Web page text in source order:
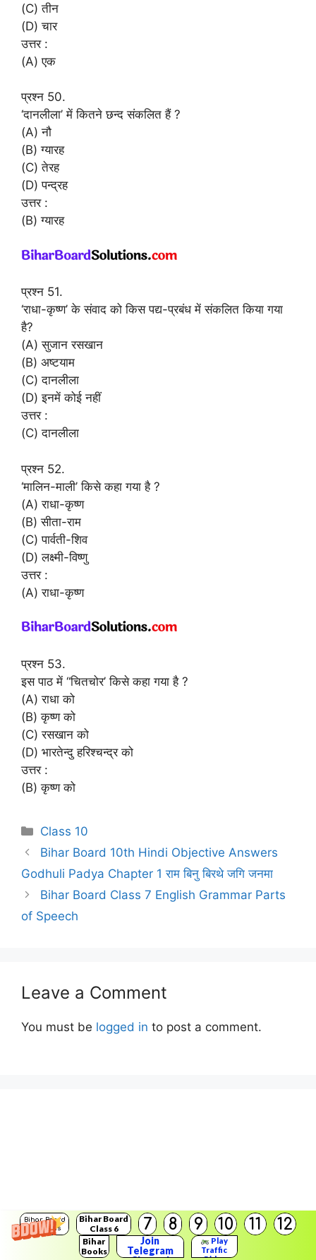
Bihar Board
Solutions
Bihar Board
Class 6
7 8 9 10 11 12
Bihar
Books
Join
Telegram
Play
Traffic
(C) तीन
(D) चार
उत्तर :
(A) एक
प्रश्न 50.
‘दानलीला’ में कितने छन्द संकलित हैं ?
(A) नौ
(B) ग्यारह
(C) तेरह
(D) पन्द्रह
उत्तर :
(B) ग्यारह
प्रश्न 51.
‘राधा-कृष्ण’ के संवाद को किस पद्य-प्रबंध में संकलित किया गया
है?
(A) सुजान रसखान
(B) अष्टयाम
(C) दानलीला
(D) इनमें कोई नहीं
उत्तर :
(C) दानलीला
प्रश्न 52.
‘मालिन-माली’ किसे कहा गया है ?
(A) राधा-कृष्ण
(B) सीता-राम
(C) पार्वती-शिव
(D) लक्ष्मी-विष्णु
उत्तर :
(A) राधा-कृष्ण
प्रश्न 53.
इस पाठ में “चितचोर’ किसे कहा गया है ?
(A) राधा को
(B) कृष्ण को
(C) रसखान को
(D) भारतेन्दु हरिश्चन्द्र को
उत्तर :
(B) कृष्ण को
Categories
Class 10
Bihar Board 10th Hindi Objective Answers
Godhuli Padya Chapter 1 राम बिनु बिरथे जगि जनमा
Bihar Board Class 7 English Grammar Parts
of Speech
Leave a Comment
You must be logged in to post a comment.